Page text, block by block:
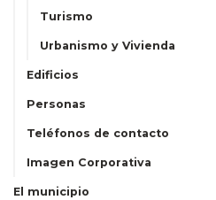
Turismo
Urbanismo y Vivienda
Edificios
Personas
Teléfonos de contacto
Imagen Corporativa
El municipio